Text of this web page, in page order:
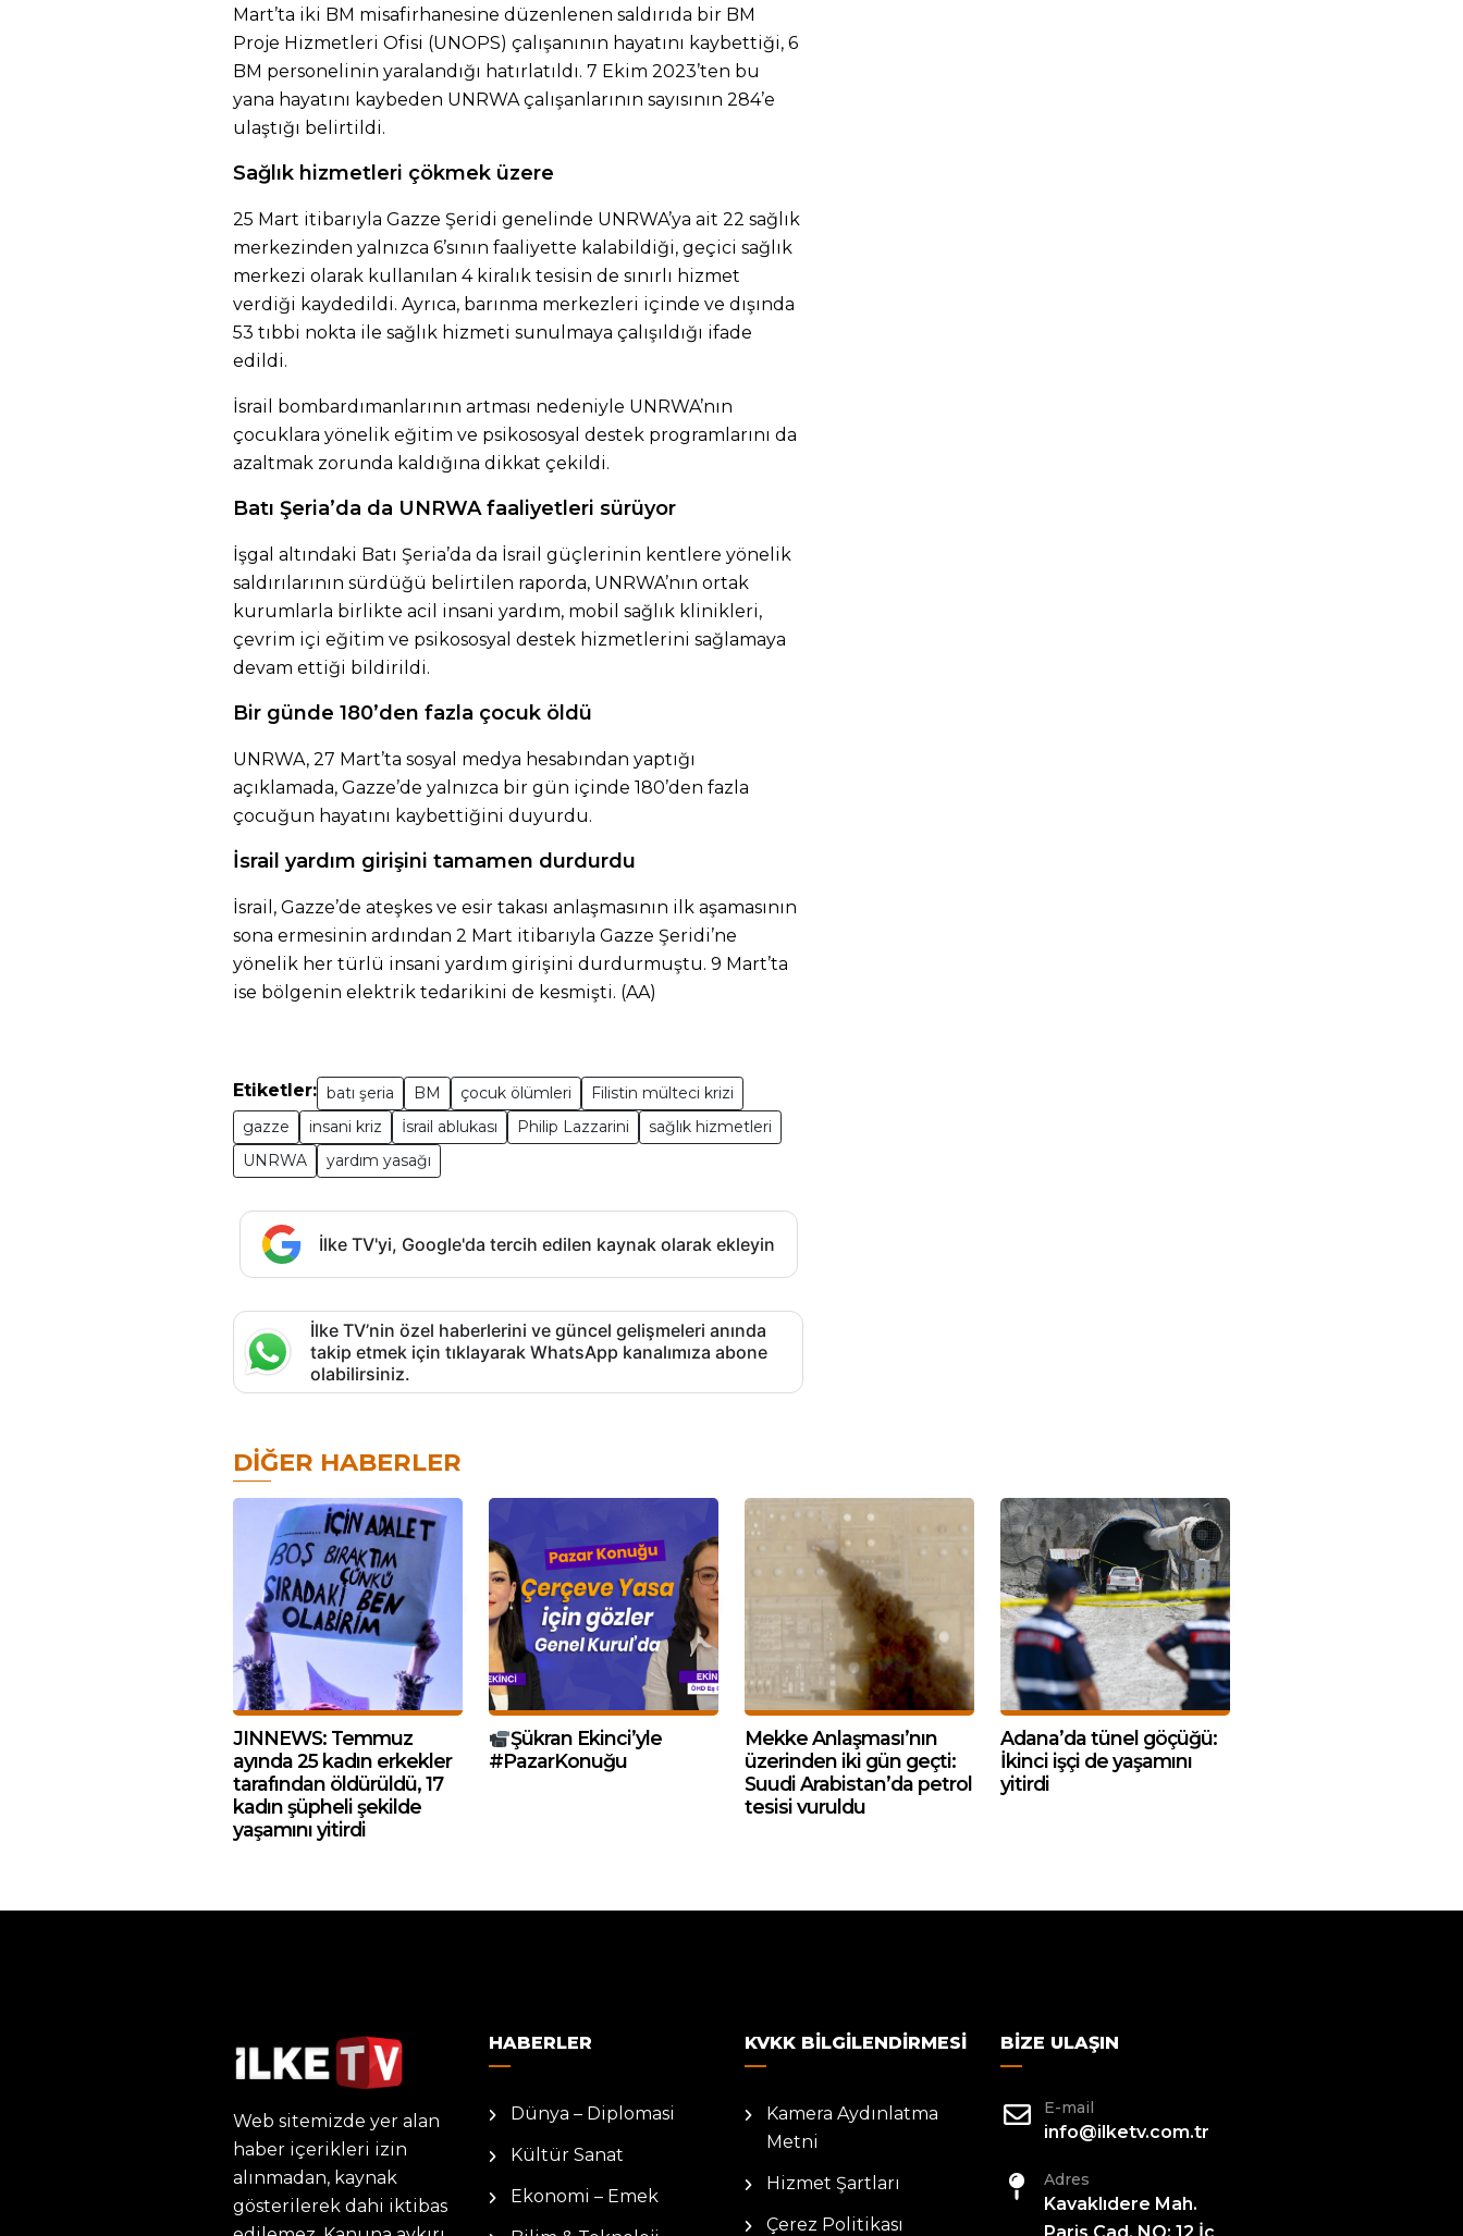
Mart’ta iki BM misafirhanesine düzenlenen saldırıda bir BM
Proje Hizmetleri Ofisi (UNOPS) çalışanının hayatını kaybettiği, 6
BM personelinin yaralandığı hatırlatıldı. 7 Ekim 2023’ten bu
yana hayatını kaybeden UNRWA çalışanlarının sayısının 284’e
ulaştığı belirtildi.
Sağlık hizmetleri çökmek üzere
25 Mart itibarıyla Gazze Şeridi genelinde UNRWA’ya ait 22 sağlık
merkezinden yalnızca 6’sının faaliyette kalabildiği, geçici sağlık
merkezi olarak kullanılan 4 kiralık tesisin de sınırlı hizmet
verdiği kaydedildi. Ayrıca, barınma merkezleri içinde ve dışında
53 tıbbi nokta ile sağlık hizmeti sunulmaya çalışıldığı ifade
edildi.
İsrail bombardımanlarının artması nedeniyle UNRWA’nın
çocuklara yönelik eğitim ve psikososyal destek programlarını da
azaltmak zorunda kaldığına dikkat çekildi.
Batı Şeria’da da UNRWA faaliyetleri sürüyor
İşgal altındaki Batı Şeria’da da İsrail güçlerinin kentlere yönelik
saldırılarının sürdüğü belirtilen raporda, UNRWA’nın ortak
kurumlarla birlikte acil insani yardım, mobil sağlık klinikleri,
çevrim içi eğitim ve psikososyal destek hizmetlerini sağlamaya
devam ettiği bildirildi.
Bir günde 180’den fazla çocuk öldü
UNRWA, 27 Mart’ta sosyal medya hesabından yaptığı
açıklamada, Gazze’de yalnızca bir gün içinde 180’den fazla
çocuğun hayatını kaybettiğini duyurdu.
İsrail yardım girişini tamamen durdurdu
İsrail, Gazze’de ateşkes ve esir takası anlaşmasının ilk aşamasının
sona ermesinin ardından 2 Mart itibarıyla Gazze Şeridi’ne
yönelik her türlü insani yardım girişini durdurmuştu. 9 Mart’ta
ise bölgenin elektrik tedarikini de kesmişti. (AA)
Etiketler: batı şeria BM çocuk ölümleri
Filistin mülteci krizi
gazze
insani kriz İsrail ablukası Philip Lazzarini
sağlık hizmetleri
UNRWA
yardım yasağı
İlke TV'yi, Google'da tercih edilen kaynak olarak ekleyin
İlke TV’nin özel haberlerini ve güncel gelişmeleri anında
takip etmek için tıklayarak WhatsApp kanalımıza abone
olabilirsiniz.
DIĞER HABERLER
JINNEWS: Temmuz
ayında 25 kadın erkekler
tarafından öldürüldü, 17
kadın şüpheli şekilde
yaşamını yitirdi
Şükran Ekinci’yle
#PazarKonuğu
Mekke Anlaşması’nın
üzerinden iki gün geçti:
Suudi Arabistan’da petrol
tesisi vuruldu
Adana’da tünel göçüğü:
İkinci işçi de yaşamını
yitirdi
Web sitemizde yer alan
haber içerikleri izin
alınmadan, kaynak
gösterilerek dahi iktibas
HABERLER
Dünya – Diplomasi
Kültür Sanat
Ekonomi – Emek
KVKK BILGILENDIRMESI
Kamera Aydınlatma
Metni
Hizmet Şartları
Çerez Politikası
BIZE ULAŞIN
E-mail
info@ilketv.com.tr
Adres
Kavaklıdere Mah.
Paris Cad. NO: 12 İç